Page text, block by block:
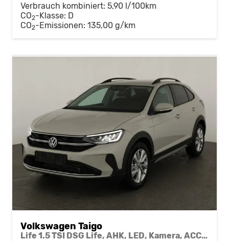
Verbrauch kombiniert: 5,90 l/100km
CO2-Klasse: D
CO2-Emissionen: 135,00 g/km
Volkswagen Taigo
Life 1.5 TSI DSG Life, AHK, LED, Kamera, ACC, Winter, 17-Zoll